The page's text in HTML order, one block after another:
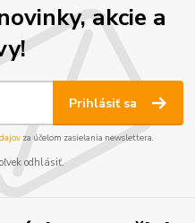
akcie a
Prihlásiť sa
za účelom zasielania newslettera.
odhlásiť.